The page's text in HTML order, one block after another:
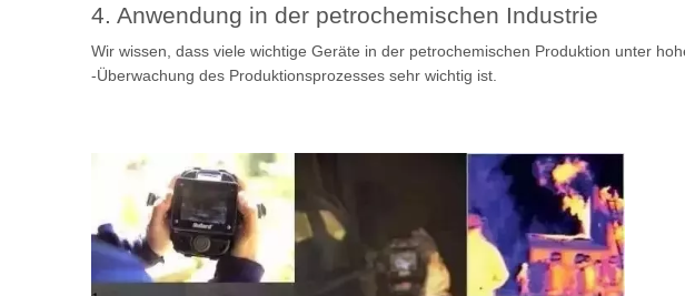
4. Anwendung in der petrochemischen Industrie
Wir wissen, dass viele wichtige Geräte in der petrochemischen Produktion unter
-Überwachung des Produktionsprozesses sehr wichtig ist.